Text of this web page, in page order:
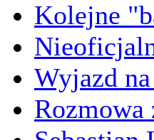
Kolejne
Wyjazd